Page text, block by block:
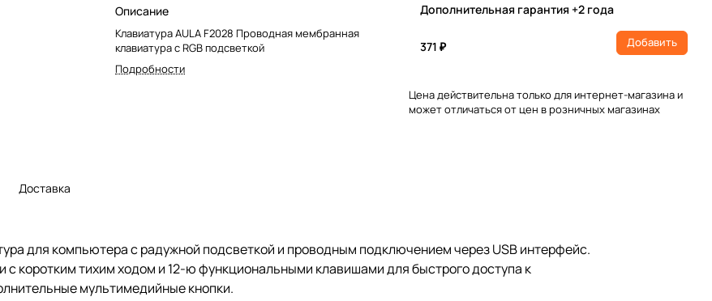
Описание
Клавиатура AULA F2028 Проводная мембранная
клавиатура с RGB подсветкой
Подробности
Дополнительная гарантия +2 года
371 ₽ Добавить
Цена действительна только для интернет-магазина и
может отличаться от цен в розничных магазинах
Доставка
для компьютера с радужной подсветкой и проводным подключением через USB интерфейс.
коротким тихим ходом и 12-ю функциональными клавишами для быстрого доступа к
мультимедийные кнопки.